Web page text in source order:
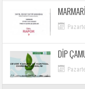
DİP